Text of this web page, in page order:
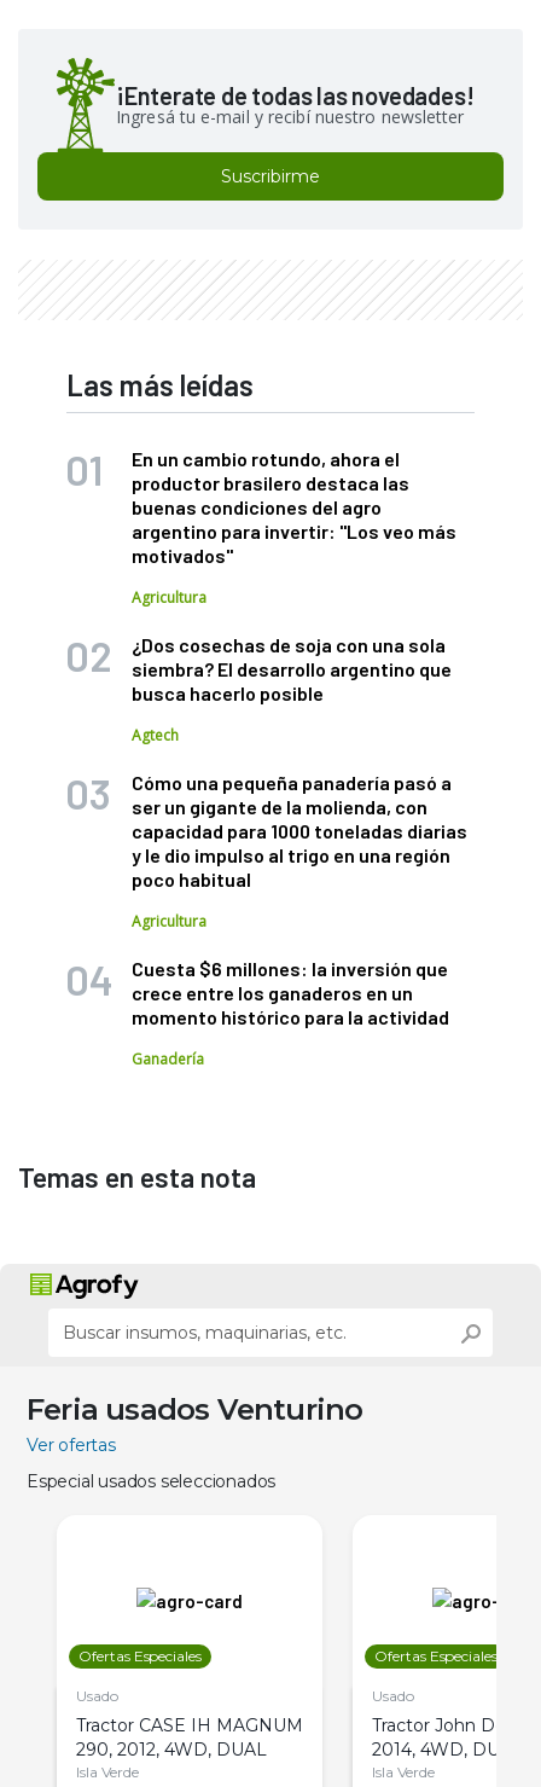
¡Enterate de todas las novedades!
Ingresá tu e-mail y recibí nuestro newsletter
Suscribirme
Las más leídas
En un cambio rotundo, ahora el
productor brasilero destaca las
buenas condiciones del agro
argentino para invertir: "Los veo más
motivados"
Agricultura
¿Dos cosechas de soja con una sola
siembra? El desarrollo argentino que
busca hacerlo posible
Agtech
Cómo una pequeña panadería pasó a
ser un gigante de la molienda, con
capacidad para 1000 toneladas diarias
y le dio impulso al trigo en una región
poco habitual
Agricultura
Cuesta $6 millones: la inversión que
crece entre los ganaderos en un
momento histórico para la actividad
Ganadería
Temas en esta nota
Feria usados Venturino
Ver ofertas
Especial usados seleccionados
Ofertas Especiales
Usado
Tractor CASE IH MAGNUM
290, 2012, 4WD, DUAL
Isla Verde
Ofertas Especiales
Usado
Tractor John Deere
2014, 4WD, DUAL
Isla Verde